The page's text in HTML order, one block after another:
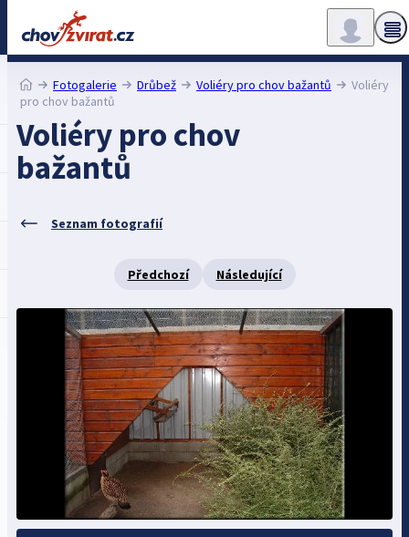
Fotogalerie Drůbež Voliéry pro chov bažantů
Voliéry
pro chov bažantů
Voliéry pro chov
bažantů
Seznam fotografií
Předchozí Následující